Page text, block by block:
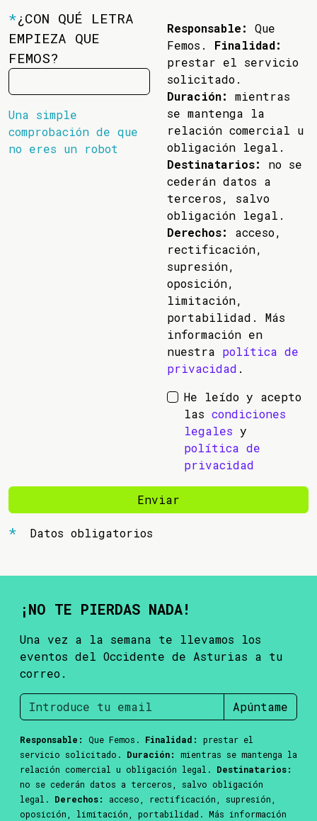
*¿CON QUÉ LETRA
EMPIEZA QUE
FEMOS?
Una simple
comprobación de que
no eres un robot
Responsable:
Que
Femos. Finalidad:
prestar el servicio
solicitado.
Duración:
mientras
se mantenga la
relación comercial u
obligación legal.
Destinatarios:
no se
cederán datos a
terceros, salvo
obligación legal.
Derechos:
acceso,
rectificación,
supresión,
oposición,
limitación,
portabilidad. Más
información en
nuestra política de
privacidad .
He leído y acepto
las condiciones
legales y
política de
privacidad
Enviar
Datos obligatorios
¡NO TE PIERDAS NADA!
Una vez a la semana te llevamos los
eventos del Occidente de Asturias a tu
correo.
Apúntame
Responsable: Que Femos. Finalidad:
prestar el
servicio solicitado. Duración:
mientras se mantenga la
relación comercial u obligación legal. Destinatarios:
no se cederán datos a terceros, salvo obligación
legal. Derechos:
acceso, rectificación, supresión,
oposición, limitación, portabilidad. Más información